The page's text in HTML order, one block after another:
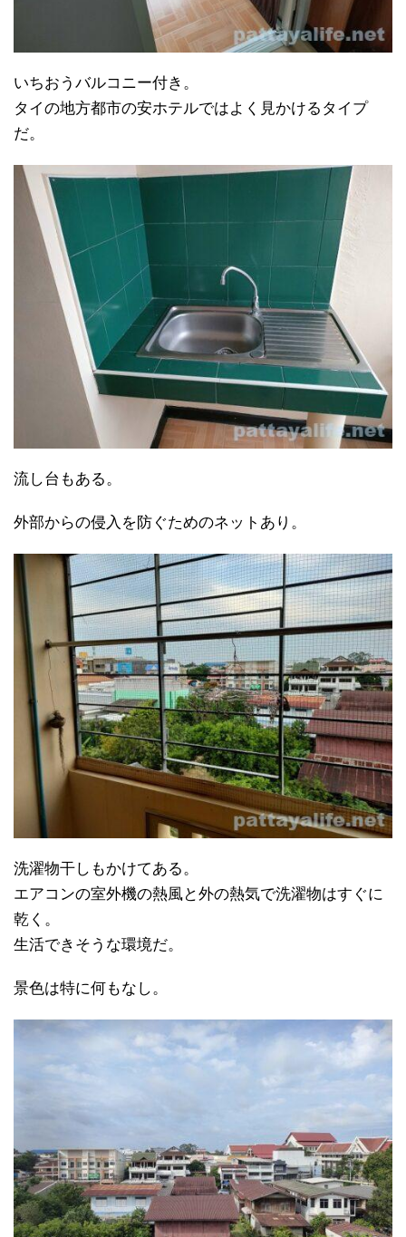
いちおうバルコニー付き。
タイの地方都市の安ホテルではよく見かけるタイプ
だ。
流し台もある。
外部からの侵入を防ぐためのネットあり。
洗濯物干しもかけてある。
エアコンの室外機の熱風と外の熱気で洗濯物はすぐに
乾く。
生活できそうな環境だ。
景色は特に何もなし。